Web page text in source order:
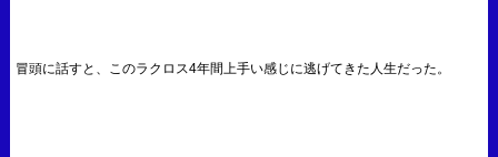
冒頭に話すと、このラクロス4年間上手い感じに逃げてきた人生だった。